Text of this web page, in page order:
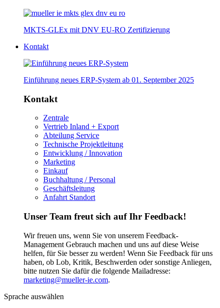
MKTS-GLEx mit DNV EU-RO Zertifizierung
Kontakt
Einführung neues ERP-System ab 01. September 2025
Kontakt
Zentrale
Vertrieb Inland + Export
Abteilung Service
Technische Projektleitung
Entwicklung / Innovation
Marketing
Einkauf
Buchhaltung / Personal
Geschäftsleitung
Anfahrt Standort
Unser Team freut sich auf Ihr Feedback!
Wir freuen uns, wenn Sie von unserem Feedback-
Management Gebrauch machen und uns auf diese Weise
helfen, für Sie besser zu werden! Wenn Sie Feedback für uns
haben, ob Lob, Kritik, Beschwerden oder sonstige Anliegen,
bitte nutzen Sie dafür die folgende Mailadresse:
marketing@mueller-ie.com.
Sprache auswählen